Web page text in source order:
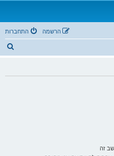
התחברות הרשמה
זה